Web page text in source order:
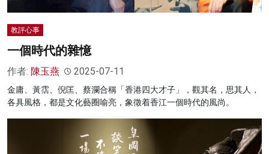
教評心事
一個時代的雜憶
作者: 陳玉燕 2025-07-11
金庸、黃霑、倪匡、蔡瀾合稱「香港四大才子」，觀其名，思其人，
各具風格，都是文化藝圈喻亮，象徵着香江一個時代的風尚。